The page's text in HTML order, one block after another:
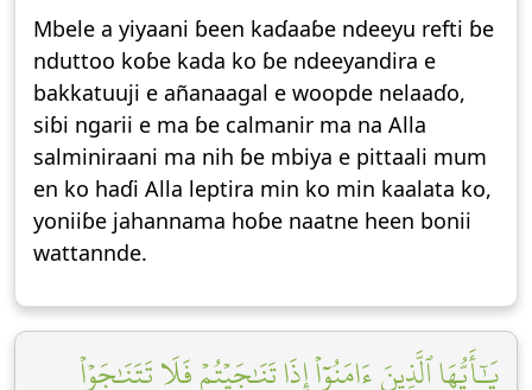
Mbele a yiyaani ɓeen kaɗaaɓe ndeeyu refti ɓe
nduttoo koɓe kada ko ɓe ndeeyandira e
bakkatuuji e añanaagal e woopde nelaaɗo,
siɓi ngarii e ma ɓe calmanir ma na Alla
salminiraani ma nih ɓe mbiya e pittaali mum
en ko haɗi Alla leptira min ko min kaalata ko,
yoniiɓe jahannama hoɓe naatne heen bonii
wattannde.
يَٰٓأَيُّهَا ٱلَّذِينَ ءَامَنُوٓاْ إِذَا تَنَٰجَيۡتُمۡ فَلَا تَتَنَٰجَوۡاْ